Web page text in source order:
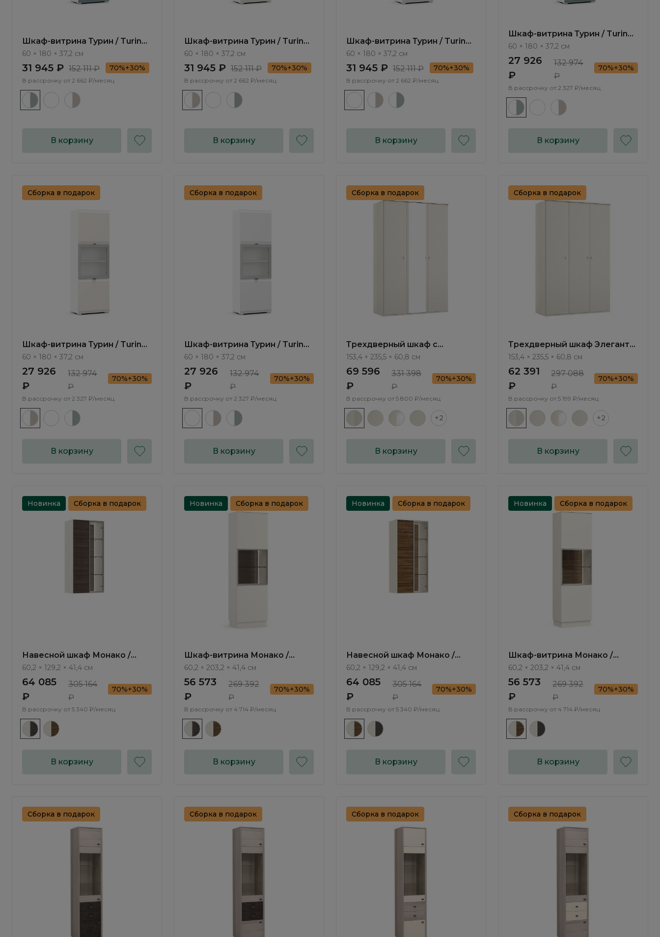
Шкаф-витрина Турин / Turin
TR1215.8
60 × 180 × 37,2 см
31 945 ₽ 152 111 ₽ 70%+30%
В рассрочку от 2 662 ₽/месяц
В корзину
Шкаф-витрина Турин / Turin
TR1215.7
60 × 180 × 37,2 см
31 945 ₽ 152 111 ₽ 70%+30%
В рассрочку от 2 662 ₽/месяц
В корзину
Шкаф-витрина Турин / Turin
TR1215.6
60 × 180 × 37,2 см
31 945 ₽ 152 111 ₽ 70%+30%
В рассрочку от 2 662 ₽/месяц
В корзину
Шкаф-витрина Турин / Turin
TR1213.8
60 × 180 × 37,2 см
27 926
₽
132 974
₽
70%+30%
В рассрочку от 2 327 ₽/месяц
В корзину
Сборка в подарок
Шкаф-витрина Турин / Turin
TR1213.7
60 × 180 × 37,2 см
27 926
₽
132 974
₽
70%+30%
В рассрочку от 2 327 ₽/месяц
В корзину
Сборка в подарок
Шкаф-витрина Турин / Turin
TR1213.6
60 × 180 × 37,2 см
27 926
₽
132 974
₽
70%+30%
В рассрочку от 2 327 ₽/месяц
В корзину
Сборка в подарок
Трехдверный шкаф с
зеркалом Элеганте / Elegante
LE6812.2
153,4 × 235,5 × 60,8 см
69 596
₽
331 398
₽
70%+30%
В рассрочку от 5 800 ₽/месяц
+2
В корзину
Сборка в подарок
Трехдверный шкаф Элеганте
/ Elegante LE6811.1
153,4 × 235,5 × 60,8 см
62 391
₽
297 088
₽
70%+30%
В рассрочку от 5 199 ₽/месяц
+2
В корзину
Новинка Сборка в подарок
Навесной шкаф Монако /
Monako MN621.3.F
60,2 × 129,2 × 41,4 см
64 085
₽
305 164
₽
70%+30%
В рассрочку от 5 340 ₽/месяц
В корзину
Новинка Сборка в подарок
Шкаф-витрина Монако /
Monako MN615.3.F
60,2 × 203,2 × 41,4 см
56 573
₽
269 392
₽
70%+30%
В рассрочку от 4 714 ₽/месяц
В корзину
Новинка Сборка в подарок
Навесной шкаф Монако /
Monako MN621.1.F
60,2 × 129,2 × 41,4 см
64 085
₽
305 164
₽
70%+30%
В рассрочку от 5 340 ₽/месяц
В корзину
Новинка Сборка в подарок
Шкаф-витрина Монако /
Monako MN615.1.F
60,2 × 203,2 × 41,4 см
56 573
₽
269 392
₽
70%+30%
В рассрочку от 4 714 ₽/месяц
В корзину
Сборка в подарок Сборка в подарок Сборка в подарок Сборка в подарок